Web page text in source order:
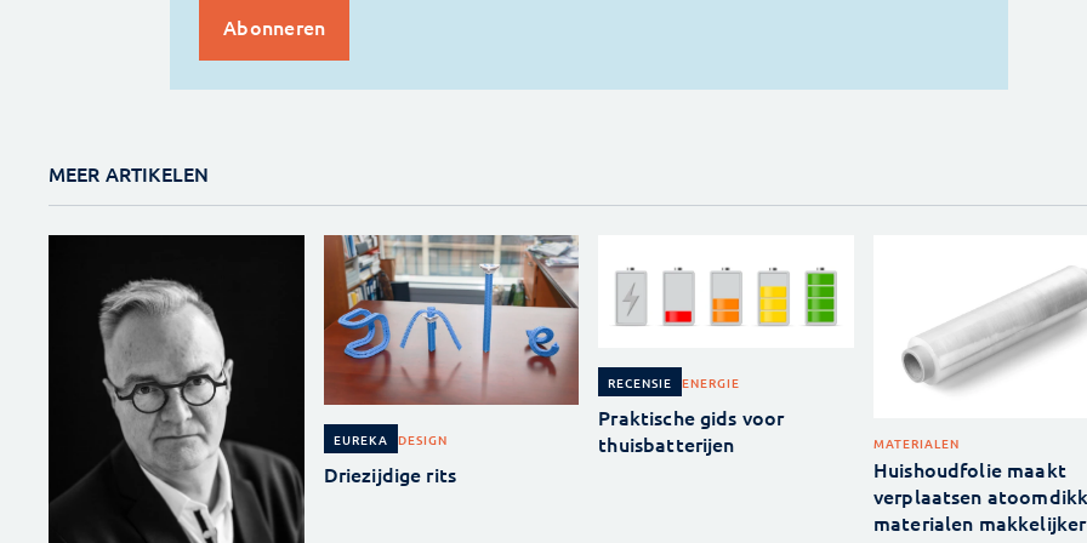
MEER ARTIKELEN
EUREKA DESIGN
Driezijdige rits
RECENSIE ENERGIE
Praktische gids voor
thuisbatterijen
MATERIALEN
Huishoudfolie maakt
verplaatsen
materialen makkelijker